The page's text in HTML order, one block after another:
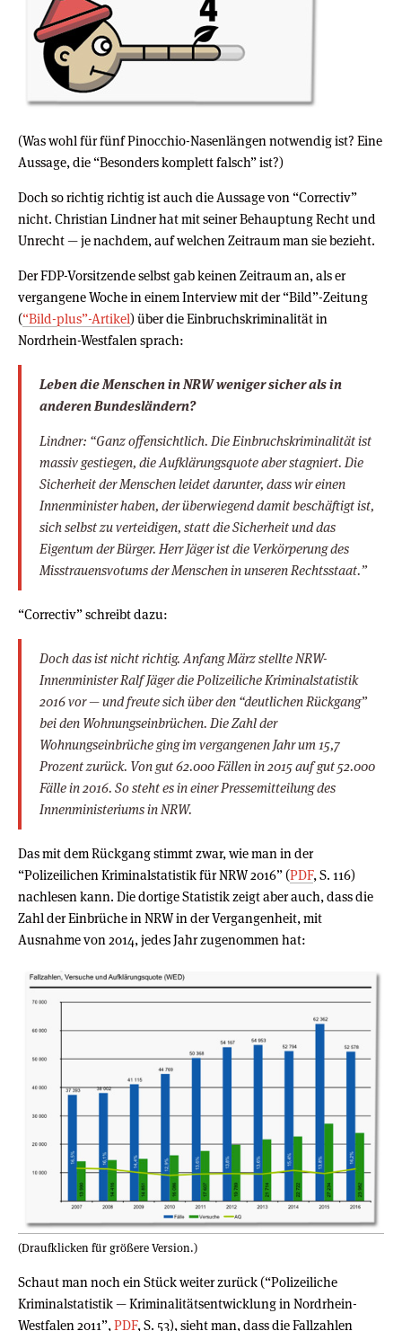
(Was wohl für fünf Pinocchio-Nasenlängen notwendig ist? Eine
Aussage, die “Besonders komplett falsch” ist?)
Doch so richtig richtig ist auch die Aussage von “Correctiv”
nicht. Christian Lindner hat mit seiner Behauptung Recht und
Unrecht — je nachdem, auf welchen Zeitraum man sie bezieht.
Der FDP-Vorsitzende selbst gab keinen Zeitraum an, als er
vergangene Woche in einem Interview mit der “Bild”-Zeitung
(“Bild-plus”-Artikel) über die Einbruchskriminalität in
Nordrhein-Westfalen sprach:
Leben die Menschen in NRW weniger sicher als in
anderen Bundesländern?
Lindner: “Ganz offensichtlich. Die Einbruchskriminalität ist
massiv gestiegen, die Aufklärungsquote aber stagniert. Die
Sicherheit der Menschen leidet darunter, dass wir einen
Innenminister haben, der überwiegend damit beschäftigt ist,
sich selbst zu verteidigen, statt die Sicherheit und das
Eigentum der Bürger. Herr Jäger ist die Verkörperung des
Misstrauensvotums der Menschen in unseren Rechtsstaat.”
“Correctiv” schreibt dazu:
Doch das ist nicht richtig. Anfang März stellte NRW-
Innenminister Ralf Jäger die Polizeiliche Kriminalstatistik
2016 vor — und freute sich über den “deutlichen Rückgang”
bei den Wohnungseinbrüchen. Die Zahl der
Wohnungseinbrüche ging im vergangenen Jahr um 15,7
Prozent zurück. Von gut 62.000 Fällen in 2015 auf gut 52.000
Fälle in 2016. So steht es in einer Pressemitteilung des
Innenministeriums in NRW.
Das mit dem Rückgang stimmt zwar, wie man in der
“Polizeilichen Kriminalstatistik für NRW 2016” (PDF, S. 116)
nachlesen kann. Die dortige Statistik zeigt aber auch, dass die
Zahl der Einbrüche in NRW in der Vergangenheit, mit
Ausnahme von 2014, jedes Jahr zugenommen hat:
(Draufklicken für größere Version.)
Schaut man noch ein Stück weiter zurück (“Polizeiliche
Kriminalstatistik — Kriminalitätsentwicklung in Nordrhein-
Westfalen 2011”, PDF, S. 53), sieht man, dass die Fallzahlen